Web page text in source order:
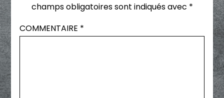
champs obligatoires sont indiqués avec *
COMMENTAIRE *